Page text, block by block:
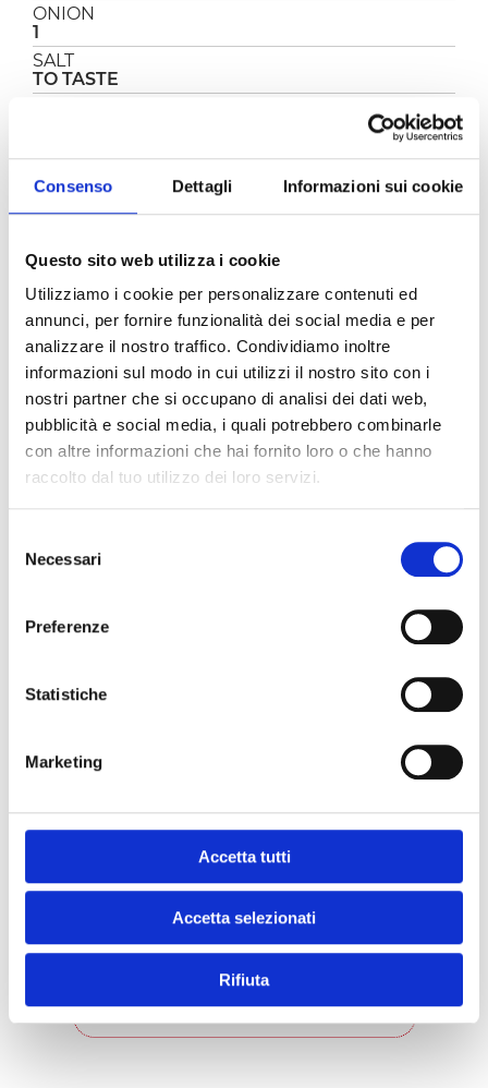
Consenso Dettagli Informazioni sui cookie
Questo sito web utilizza i cookie
Utilizziamo i cookie per personalizzare contenuti ed
annunci, per fornire funzionalità dei social media e per
analizzare il nostro traffico. Condividiamo inoltre
informazioni sul modo in cui utilizzi il nostro sito con i
nostri partner che si occupano di analisi dei dati web,
pubblicità e social media, i quali potrebbero combinarle
con altre informazioni che hai fornito loro o che hanno
raccolto dal tuo utilizzo dei loro servizi.
delNecessari
Preferenze
Statistiche
Marketing
Accetta tutti
Accetta selezionati
Rifiuta
ONION
1
SALT
TO TASTE
WHITE WINE (OR APPLE VINEGAR)
PREPARATION
Clean the onion and slice thinly.
Heat a drizzle of oil in the pan, add the garlic
clove, onion and octopus (which will have
pepper and sauté for a few minutes.
Simmer with some wine. Add thePomìto
chopped tomatoes and some more thyme,
mix and cook covered for about 45 minutes.
Add salt and pepper if needed.
pepper.
#chef moment?